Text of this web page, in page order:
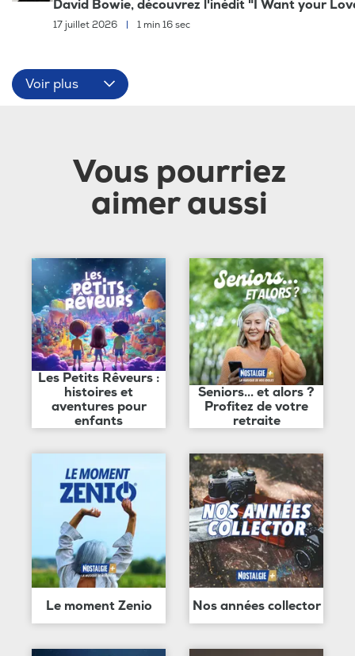
David Bowie, découvrez l'inédit "I Want your
17 juillet 2026 1 min 16 sec
Voir plus
Vous pourriez
aimer aussi
Les Petits Rêveurs :
histoires et
aventures pour
enfants
Seniors... et alors ?
Profitez de votre
retraite
Le moment Zenio Nos années collector